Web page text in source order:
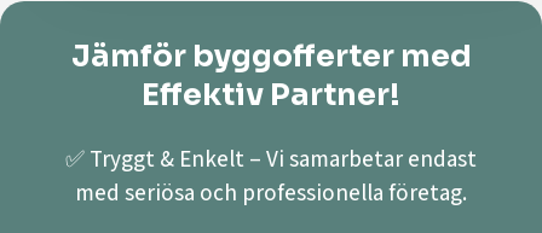
Jämför byggofferter med
Effektiv Partner!
✅ Tryggt & Enkelt – Vi samarbetar endast
med seriösa och professionella företag.